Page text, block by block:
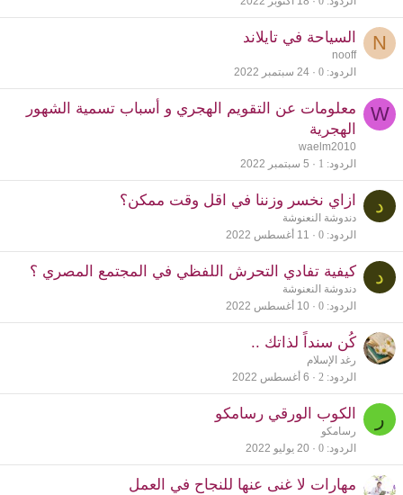
N السياحة في تايلاند
nooff
الردود 0 24 سبتمبر 2022
W
معلومات عن التقويم الهجري و أسباب تسمية الشهور
الهجرية
waelm2010
الردود 1 5 سبتمبر 2022
د ازاي نخسر وزننا في اقل وقت ممكن؟
دندوشة النعنوشة
الردود 0 11 أغسطس 2022
د كيفية تفادي التحرش اللفظي في المجتمع المصري ؟
دندوشة النعنوشة
الردود 0 10 أغسطس 2022
كُن سنداً لذاتك ..
رغد الإسلام
الردود 2 6 أغسطس 2022
ر الكوب الورقي رسامكو
رسامكو
الردود 0 20 يوليو 2022
مهارات لا غنى عنها للنجاح في العمل